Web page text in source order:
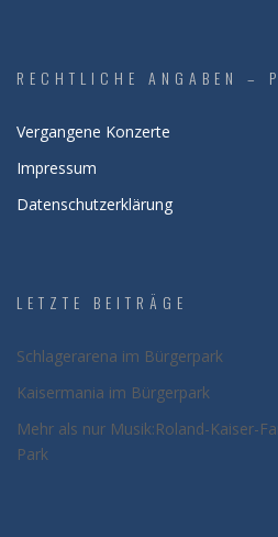
RECHTLICHE ANGABEN –
Vergangene Konzerte
Impressum
Datenschutzerklärung
LETZTE BEITRÄGE
Schlagerarena im Bürgerpark
Kaisermania im Bürgerpark
Mehr als nur Musik:Roland-Kaiser-
Park